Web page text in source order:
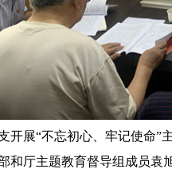
开展“不忘初心、牢记使命
厅主题教育督导组成员袁